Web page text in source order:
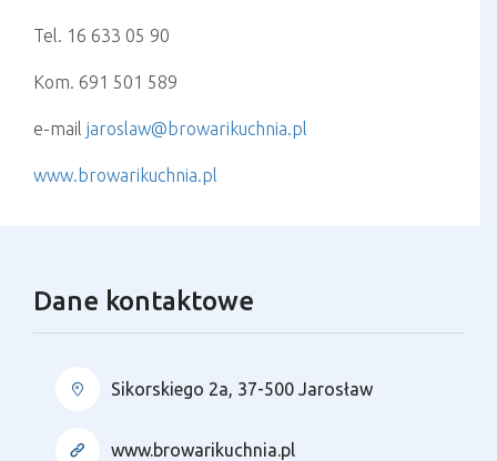
Tel. 16 633 05 90
Kom. 691 501 589
e-mail jaroslaw@browarikuchnia.pl
www.browarikuchnia.pl
Dane kontaktowe
Sikorskiego 2a, 37-500 Jarosław
www.browarikuchnia.pl